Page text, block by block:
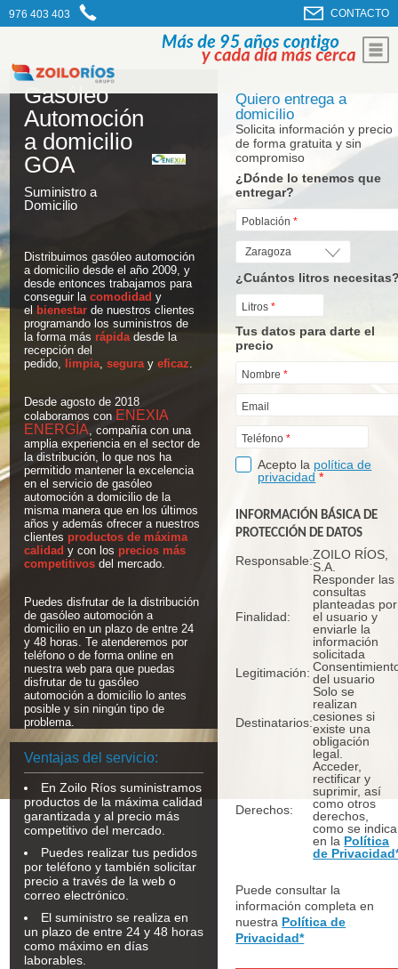
976 403 403 CONTACTO
Gasóleo
Automoción
a domicilio
GOA
Suministro a
Domicilio
Distribuimos gasóleo automoción
a domicilio desde el año 2009, y
desde entonces trabajamos para
conseguir lacomodidad y
el bienestar de nuestros clientes
programando los suministros de
la forma más rápidadesde la
recepción del
pedido,
limpia,segurayeficaz.
Desde agosto de 2018
colaboramos con ENEXIA
ENERGÍA, compañía con una
amplia experiencia en el sector de
la distribución, lo que nos ha
permitido mantener la excelencia
en el servicio de gasóleo
automoción a domicilio de la
misma manera que en los últimos
años y además ofrecer a nuestros
clientes productos de máxima
calidad y con los precios más
competitivos del mercado.
Puedes disfrutar de la distribución
de gasóleo automoción a
domicilio en un plazo de entre 24
y 48 horas. Te atenderemos por
teléfono o de forma online en
nuestra web para que puedas
disfrutar de tu gasóleo
automoción a domicilio lo antes
posible y sin ningún tipo de
problema.
Ventajas del servicio:
En Zoilo Ríos suministramos
productos de la máxima calidad
garantizada y al precio más
competitivo del mercado.
Puedes realizar tus pedidos
por teléfono y también solicitar
precio a través de la web o
correo electrónico.
El suministro se realiza en
un plazo de entre 24 y 48 horas
como máximo en días
laborables.
Quiero entrega a
domicilio
Solicita información y precio
de forma gratuita y sin
compromiso
¿Dónde lo tenemos que
entregar?
Población*
¿Cuántos litros
Litros*
Tus datos para darte el
precio
Nombre*
Email
Teléfono*
Acepto la política de
privacidad *
INFORMACIÓN BÁSICA DE
PROTECCIÓN DE DATOS
Responsable:ZOILO RÍOS,
S.A.
Finalidad:
Responder las
consultas
planteadas por
el usuario y
enviarle la
información
solicitada
Legitimación: del usuario
Destinatarios:
Solo se
realizan
cesiones si
existe una
obligación
legal.
Derechos:
Acceder,
rectificar y
suprimir, así
como otros
derechos,
como se indica
en la Política
de
Puede consultar la
información completa en
nuestra Política de
Privacidad*